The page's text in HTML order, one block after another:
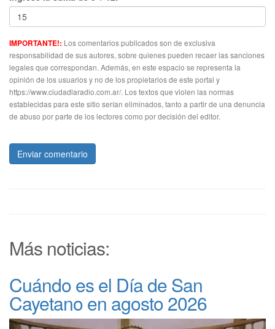
IMPORTANTE!: Los comentarios publicados son de exclusiva
responsabilidad de sus autores, sobre quienes pueden recaer las sanciones
legales que correspondan. Además, en este espacio se representa la
opinión de los usuarios y no de los propietarios de este portal y
https://www.ciudadlaradio.com.ar/. Los textos que violen las normas
establecidas para este sitio serían eliminados, tanto a partir de una denuncia
de abuso por parte de los lectores como por decisión del editor.
Enviar comentario
Más noticias:
Cuándo es el Día de San
Cayetano en agosto 2026